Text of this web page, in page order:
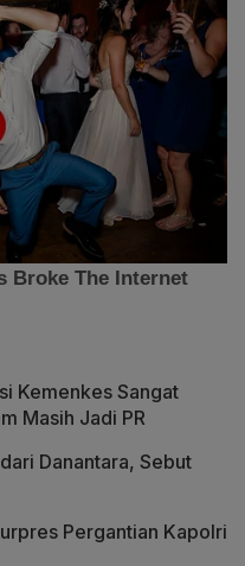
Kemenkes Sangat
Masih Jadi PR
Danantara, Sebut
Pergantian Kapolri